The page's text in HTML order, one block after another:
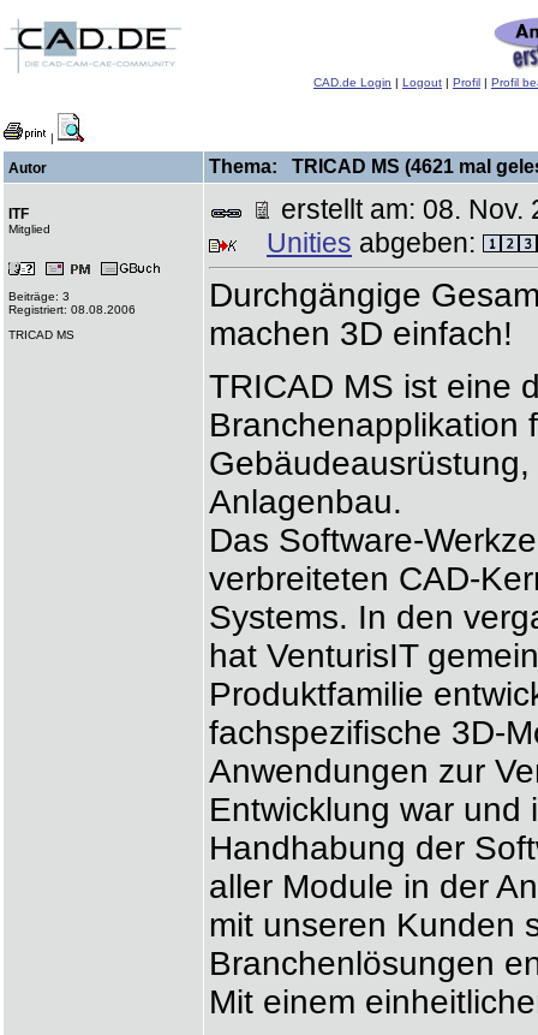
CAD.de Login | Logout | Profil | Profil
|
Autor Thema: TRICAD MS (4621 mal
ITF
Mitglied
Beiträge: 3
Registriert: 08.08.2006
TRICAD MS
erstellt am: 08.
Unities abgeben:
Durchgängige
machen 3D einfach!
TRICAD MS ist eine
Branchenapplikation
Anlagenbau.
Das Software-
verbreiteten CAD-
Systems. In den
hat VenturisIT
Produktfamilie
fachspezifische 3D-
Anwendungen zur
Entwicklung war
Handhabung der
aller Module in der
mit unseren Kunden
Branchenlösungen
Mit einem